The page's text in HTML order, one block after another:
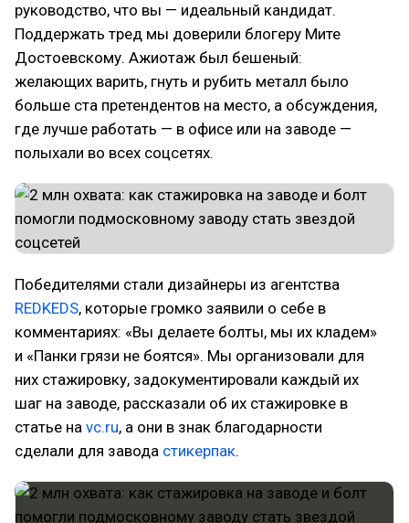
руководство, что вы — идеальный кандидат.
Поддержать тред мы доверили блогеру Мите
Достоевскому. Ажиотаж был бешеный:
желающих варить, гнуть и рубить металл было
больше ста претендентов на место, а обсуждения,
где лучше работать — в офисе или на заводе —
полыхали во всех соцсетях.
Победителями стали дизайнеры из агентства
REDKEDS, которые громко заявили о себе в
комментариях: «Вы делаете болты, мы их кладем»
и «Панки грязи не боятся». Мы организовали для
них стажировку, задокументировали каждый их
шаг на заводе, рассказали об их стажировке в
статье на vc.ru, а они в знак благодарности
сделали для завода стикерпак.